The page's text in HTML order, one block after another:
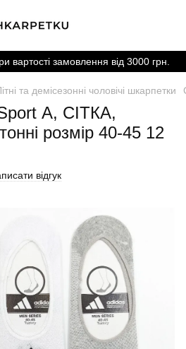
вартості замовлення від 3000 грн.
та демісезонні чоловічі шкарпетки
Sport А, СІТКА,
розмір 40-45 12
відгук